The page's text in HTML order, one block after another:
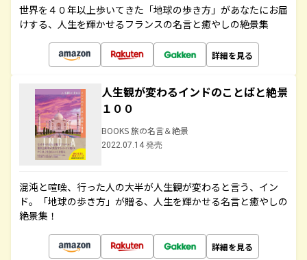
世界を４０年以上歩いてきた「地球の歩き方」があなたにお届
けする、人生を輝かせるフランスの名言と癒やしの絶景集
詳細を見る
人生観が変わるインドのことばと絶景
１００
BOOKS 旅の名言＆絶景
2022.07.14 発売
混沌と喧噪、行った人の大半が人生観が変わると言う、イン
ド。「地球の歩き方」が贈る、人生を輝かせる名言と癒やしの
絶景集！
詳細を見る